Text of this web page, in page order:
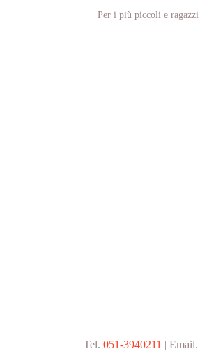
Per i più piccoli e ragazzi
Tel. 051-3940211 | Email.